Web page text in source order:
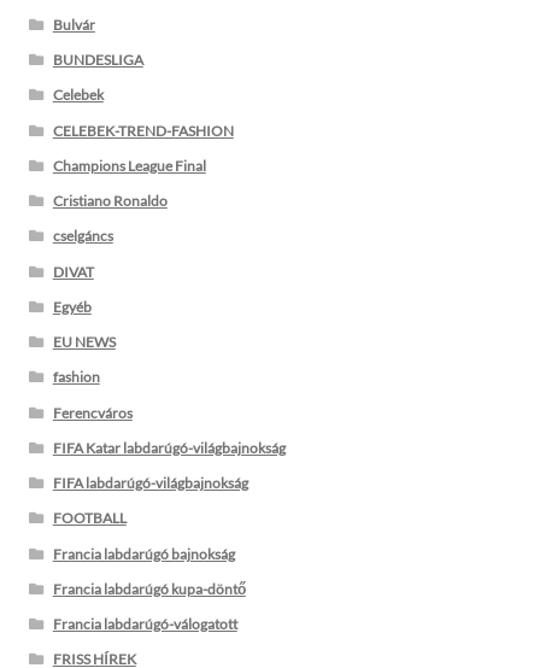
Bulvár
BUNDESLIGA
Celebek
CELEBEK-TREND-FASHION
Champions League Final
Cristiano Ronaldo
cselgáncs
DIVAT
Egyéb
EU NEWS
fashion
Ferencváros
FIFA Katar labdarúgó-világbajnokság
FIFA labdarúgó-világbajnokság
FOOTBALL
Francia labdarúgó bajnokság
Francia labdarúgó kupa-döntő
Francia labdarúgó-válogatott
FRISS HÍREK